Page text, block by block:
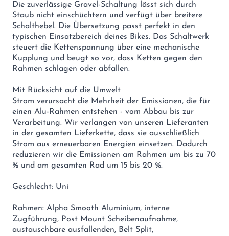
Die zuverlässige Gravel-Schaltung lässt sich durch
Staub nicht einschüchtern und verfügt über breitere
Schalthebel. Die Übersetzung passt perfekt in den
typischen Einsatzbereich deines Bikes. Das Schaltwerk
steuert die Kettenspannung über eine mechanische
Kupplung und beugt so vor, dass Ketten gegen den
Rahmen schlagen oder abfallen.
Mit Rücksicht auf die Umwelt
Strom verursacht die Mehrheit der Emissionen, die für
einen Alu-Rahmen entstehen - vom Abbau bis zur
Verarbeitung. Wir verlangen von unseren Lieferanten
in der gesamten Lieferkette, dass sie ausschließlich
Strom aus erneuerbaren Energien einsetzen. Dadurch
reduzieren wir die Emissionen am Rahmen um bis zu 70
% und am gesamten Rad um 15 bis 20 %.
Geschlecht: Uni
Rahmen: Alpha Smooth Aluminium, interne
Zugführung, Post Mount Scheibenaufnahme,
austauschbare ausfallenden, Belt Split,